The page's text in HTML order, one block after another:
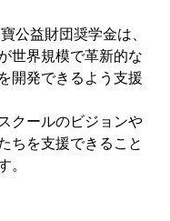
公益財団奨学金は、
世界規模で革新的な
開発できるよう支援
クールのビジョンや
ちを支援できること
。